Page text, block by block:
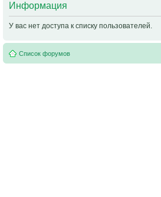
Информация
У вас нет доступа к списку пользователей.
Список форумов